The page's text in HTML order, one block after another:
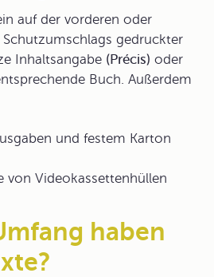
auf der vorderen oder
gedruckter
Inhaltsangabe (Précis) oder
Buch. Außerdem
und festem Karton
von Videokassettenhüllen
haben